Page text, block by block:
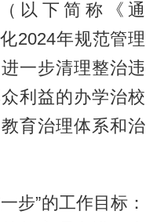
以下简称《通
2024年规范管理
一步清理整治违
利益的办学治校
育治理体系和治
步”的工作目标：